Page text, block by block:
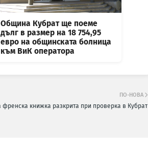
Община Кубрат ще поеме
дълг в размер на 18 754,95
евро на общинската болница
към ВиК оператора
ПО-НОВА
книжка разкрита при проверка в Кубрат